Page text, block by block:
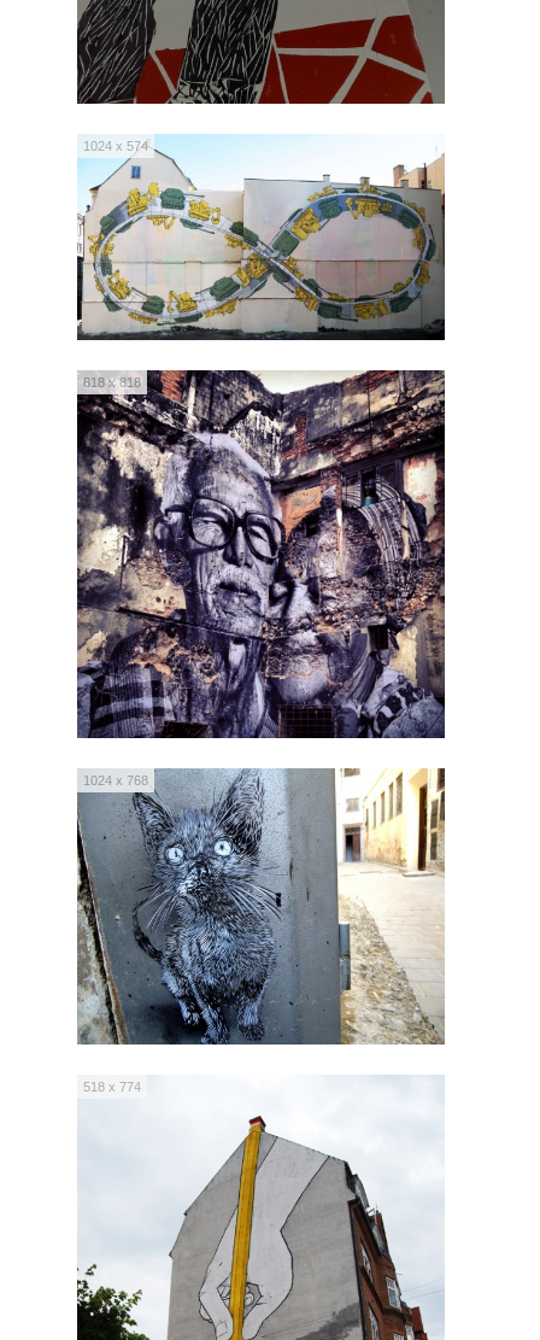
1024 x 574
818 x 818
1024 x 768
518 x 774